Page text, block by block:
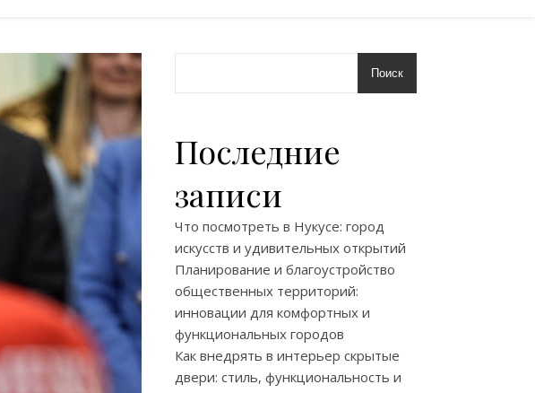
Поиск
Последние
записи
Что посмотреть в Нукусе: город
искусств и удивительных открытий
Планирование и благоустройство
общественных территорий:
инновации для комфортных и
функциональных городов
Как внедрять в интерьер скрытые
двери: стиль, функциональность и